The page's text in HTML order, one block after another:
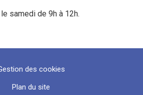
samedi de 9h à 12h.
des cookies
Plan du site